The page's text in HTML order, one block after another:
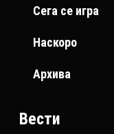
Сега се игра
Наскоро
Архива
Вести